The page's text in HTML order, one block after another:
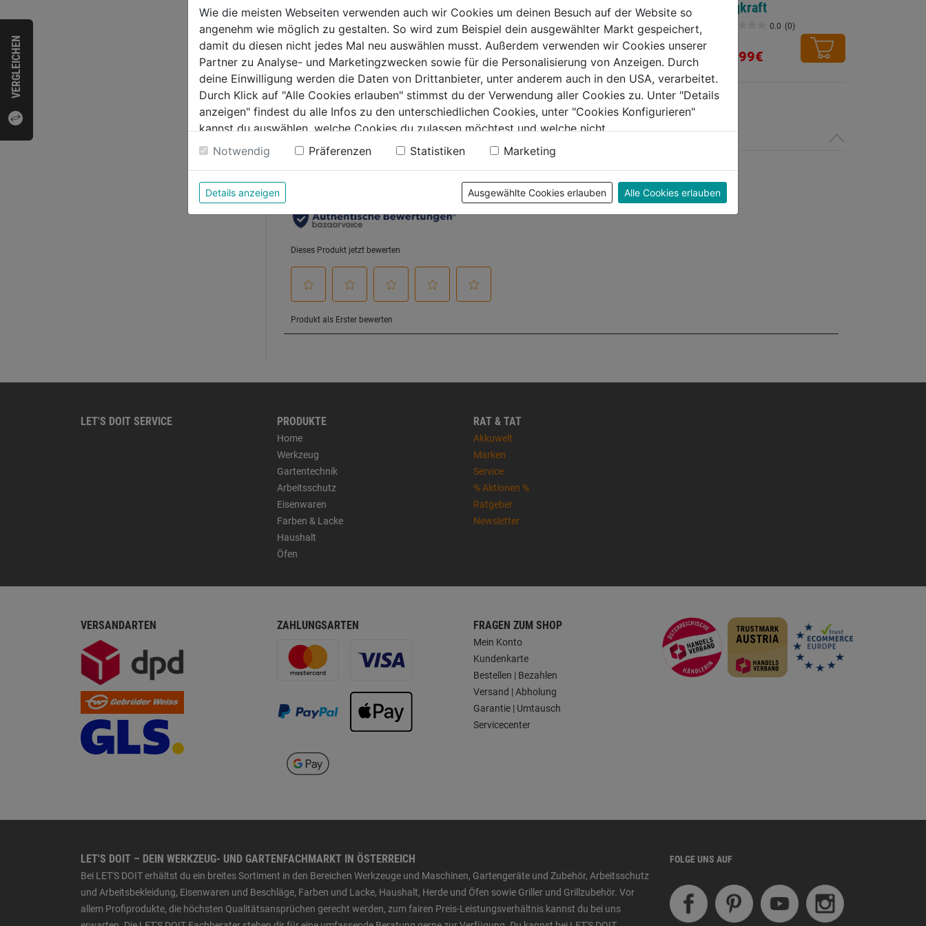
VERGLEICHEN
zul.Zugkraft 6000kg
0.0 (0)
0.0
von
5
Sternen.
51,99€
0.0 (0)
0.0
von
5
Sternen.
54,99€
2,5t
0.0 (0)
0.0
von
5
Sternen.
68,99€
Zugkraft
500kg/Tragkraft
0.0 (0)
86,99€
LET'S DOIT SERVICE PRODUKTE
Home
Werkzeug
Gartentechnik
Arbeitsschutz
Eisenwaren
Farben & Lacke
Haushalt
Öfen
RAT & TAT
Akkuwelt
Marken
Service
% Aktionen %
Ratgeber
Newsletter
VERSANDARTEN ZAHLUNGSARTEN FRAGEN ZUM SHOP
Mein Konto
Kundenkarte
Bestellen | Bezahlen
Versand | Abholung
Garantie | Umtausch
Servicecenter
LET'S DOIT – DEIN WERKZEUG- UND GARTENFACHMARKT IN ÖSTERREICH
Bei LET'S DOIT erhältst du ein breites Sortiment in den Bereichen Werkzeuge und Maschinen, Gartengeräte und Zubehör, Arbeitsschutz
und Arbeitsbekleidung, Eisenwaren und Beschläge, Farben und Lacke, Haushalt, Herde und Öfen sowie Griller und Grillzubehör. Vor
allem Profiprodukte, die höchsten Qualitätsansprüchen gerecht werden, zum fairen Preis-Leistungsverhältnis kannst du bei uns
FOLGE UNS AUF
Wie die meisten Webseiten verwenden auch wir Cookies um deinen Besuch auf der Website so
angenehm wie möglich zu gestalten. So wird zum Beispiel dein ausgewählter Markt gespeichert,
damit du diesen nicht jedes Mal neu auswählen musst. Außerdem verwenden wir Cookies unserer
Partner zu Analyse- und Marketingzwecken sowie für die Personalisierung von Anzeigen. Durch
deine Einwilligung werden die Daten von Drittanbieter, unter anderem auch in den USA, verarbeitet.
Durch Klick auf "Alle Cookies erlauben" stimmst du der Verwendung aller Cookies zu. Unter "Details
anzeigen" findest du alle Infos zu den unterschiedlichen Cookies, unter "Cookies Konfigurieren"
kannst du auswählen, welche Cookies du zulassen möchtest und welche nicht.
Weitere Informationen findest du in unserer Datenschutzerklärung
Notwendig Präferenzen Statistiken Marketing
Details anzeigen Ausgewählte Cookies erlauben Alle Cookies erlauben